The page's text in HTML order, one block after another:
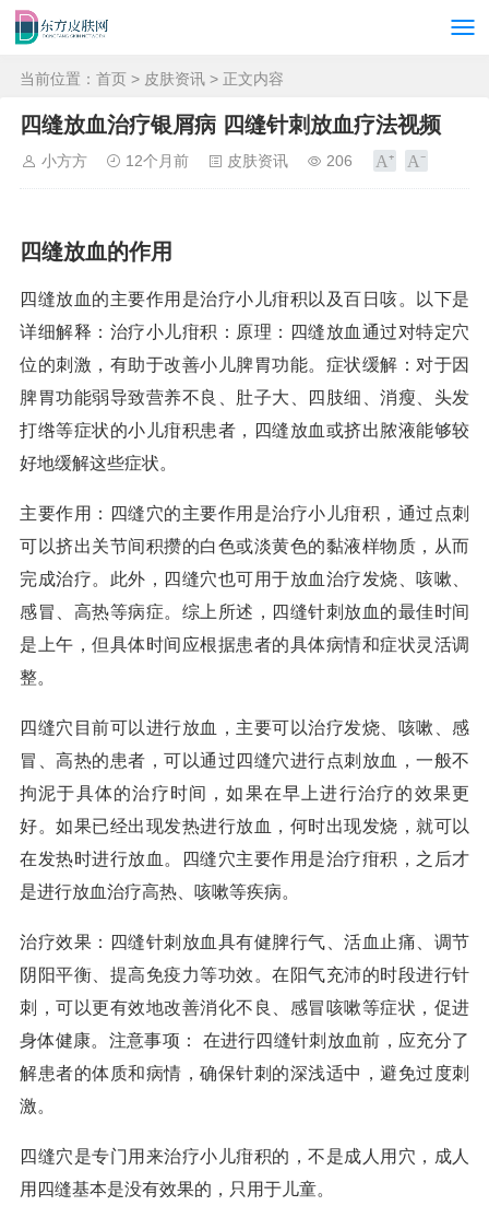
当前位置： 首页 > 皮肤资讯 > 正文内容
四缝放血治疗银屑病 四缝针刺放血疗法视频
小方方 12个月前 皮肤资讯 206
四缝放血的作用
四缝放血的主要作用是治疗小儿疳积以及百日咳。以下是
详细解释：治疗小儿疳积：原理：四缝放血通过对特定穴
位的刺激，有助于改善小儿脾胃功能。症状缓解：对于因
脾胃功能弱导致营养不良、肚子大、四肢细、消瘦、头发
打绺等症状的小儿疳积患者，四缝放血或挤出脓液能够较
好地缓解这些症状。
主要作用：四缝穴的主要作用是治疗小儿疳积，通过点刺
可以挤出关节间积攒的白色或淡黄色的黏液样物质，从而
完成治疗。此外，四缝穴也可用于放血治疗发烧、咳嗽、
感冒、高热等病症。综上所述，四缝针刺放血的最佳时间
是上午，但具体时间应根据患者的具体病情和症状灵活调
整。
四缝穴目前可以进行放血，主要可以治疗发烧、咳嗽、感
冒、高热的患者，可以通过四缝穴进行点刺放血，一般不
拘泥于具体的治疗时间，如果在早上进行治疗的效果更
好。如果已经出现发热进行放血，何时出现发烧，就可以
在发热时进行放血。四缝穴主要作用是治疗疳积，之后才
是进行放血治疗高热、咳嗽等疾病。
治疗效果：四缝针刺放血具有健脾行气、活血止痛、调节
阴阳平衡、提高免疫力等功效。在阳气充沛的时段进行针
刺，可以更有效地改善消化不良、感冒咳嗽等症状，促进
身体健康。注意事项： 在进行四缝针刺放血前，应充分了
解患者的体质和病情，确保针刺的深浅适中，避免过度刺
激。
四缝穴是专门用来治疗小儿疳积的，不是成人用穴，成人
用四缝基本是没有效果的，只用于儿童。